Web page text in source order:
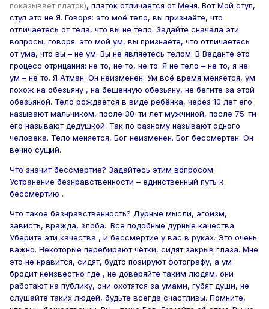
показывает платок), платок отличается от Меня. Вот Мой стул,
стул это не Я. Говоря: это моё тело, вы признаёте, что
отличаетесь от тела, что вы не тело. Задайте сначала эти
вопросы, говоря: это мой ум, вы признаёте, что отличаетесь
от ума, что вы – не ум. Вы не являетесь телом. В Веданте это
процесс отрицания: не то, не то, не то. Я не тело – не то, я не
ум – не то. Я Атман. Он неизменен. Ум всё время меняется, ум
похож на обезьяну , на бешенную обезьяну, не бегите за этой
обезьяной. Тело рождается в виде ребёнка, через 10 лет его
называют мальчиком, после 30-ти лет мужчиной, после 75-ти
его называют дедушкой. Так по разному называют одного
человека. Тело меняется, Бог неизменен. Бог бессмертен. Он
вечно сущий.
Что значит бессмертие? Задайтесь этим вопросом.
Устранение безнравственности – единственный путь к
бессмертию .
Что такое безнравственность? Дурные мысли, эгоизм,
зависть, вражда, злоба.. Все подобные дурные качества.
Уберите эти качества , и бессмертие у вас в руках. Это очень
важно. Некоторые перебирают чётки, сидят закрыв глаза. Мне
это не нравится, сидят, будто позируют фотографу, а ум
бродит неизвестно где , не доверяйте таким людям, они
работают на публику, они охотятся за умами, губят души, не
слушайте таких людей, будьте всегда счастливы. Помните,